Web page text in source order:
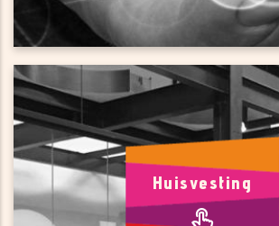
Huisvesting
Huisvesting
voor toplocatie en
Jouw bedrijf in een opvallend en
potentiële stagiairs en werknemers om